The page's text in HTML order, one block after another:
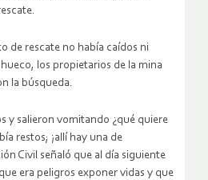
de rescate no había caídos ni
los propietarios de la mina
la búsqueda.
y salieron vomitando ¿qué quiere
restos; ¡allí hay una de
Civil señaló que al día siguiente
era peligros exponer vidas y que